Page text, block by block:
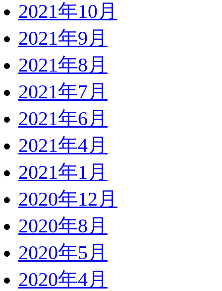
2021年10月
2021年9月
2021年8月
2021年7月
2021年6月
2021年4月
2021年1月
2020年12月
2020年8月
2020年5月
2020年4月